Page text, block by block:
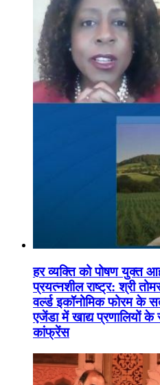
हर व्यक्ति को पोषण युक्त
प्रयत्नशील राष्ट्र: श्री
वर्ल्ड इकॉनोमिक फोरम के
एजेंडा में खाद्य प्रणालियों
कांफ्रेंस